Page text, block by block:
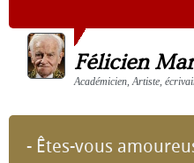
Félicien
Académicien, Artiste,
- Êtes-vous